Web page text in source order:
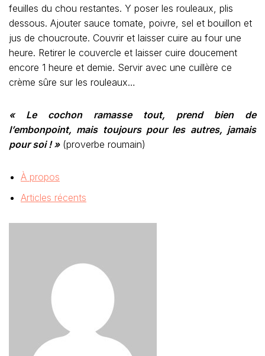
feuilles du chou restantes. Y poser les rouleaux, plis
dessous. Ajouter sauce tomate, poivre, sel et bouillon et
jus de choucroute. Couvrir et laisser cuire au four une
heure. Retirer le couvercle et laisser cuire doucement
encore 1 heure et demie. Servir avec une cuillère ce
crème sûre sur les rouleaux…
« Le cochon ramasse tout, prend bien de
l’embonpoint, mais toujours pour les autres, jamais
pour soi ! »(proverbe roumain)
À propos
Articles récents